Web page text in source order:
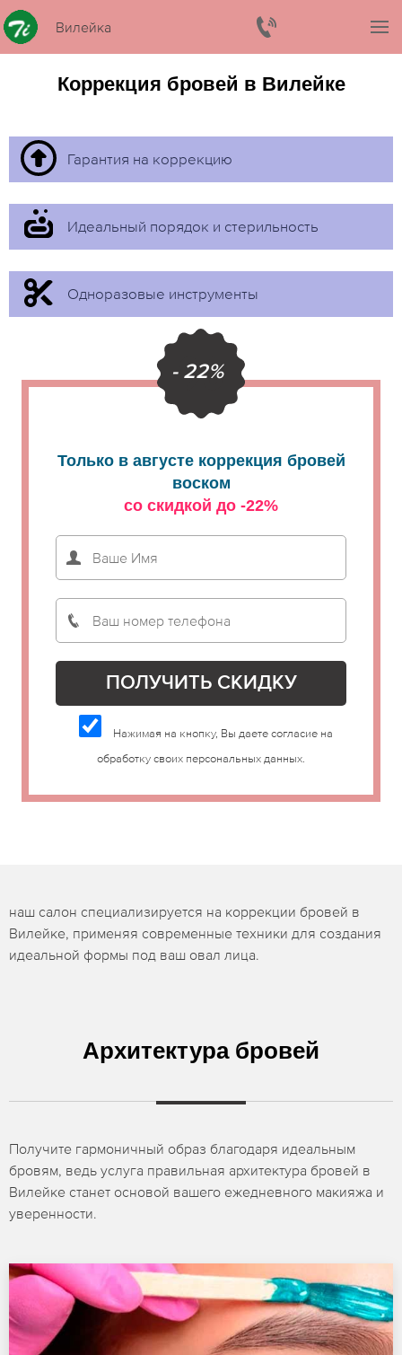
Вилейка
Коррекция бровей в Вилейке
Гарантия на коррекцию
Идеальный порядок и стерильность
Одноразовые инструменты
- 22%
Только в августе коррекция бровей
воском
со скидкой до -22%
Нажимая на кнопку, Вы даете согласие на
обработку своих персональных данных.
наш салон специализируется на коррекции бровей в
Вилейке, применяя современные техники для создания
идеальной формы под ваш овал лица.
Архитектура бровей
Получите гармоничный образ благодаря идеальным
бровям, ведь услуга правильная архитектура бровей в
Вилейке станет основой вашего ежедневного макияжа и
уверенности.